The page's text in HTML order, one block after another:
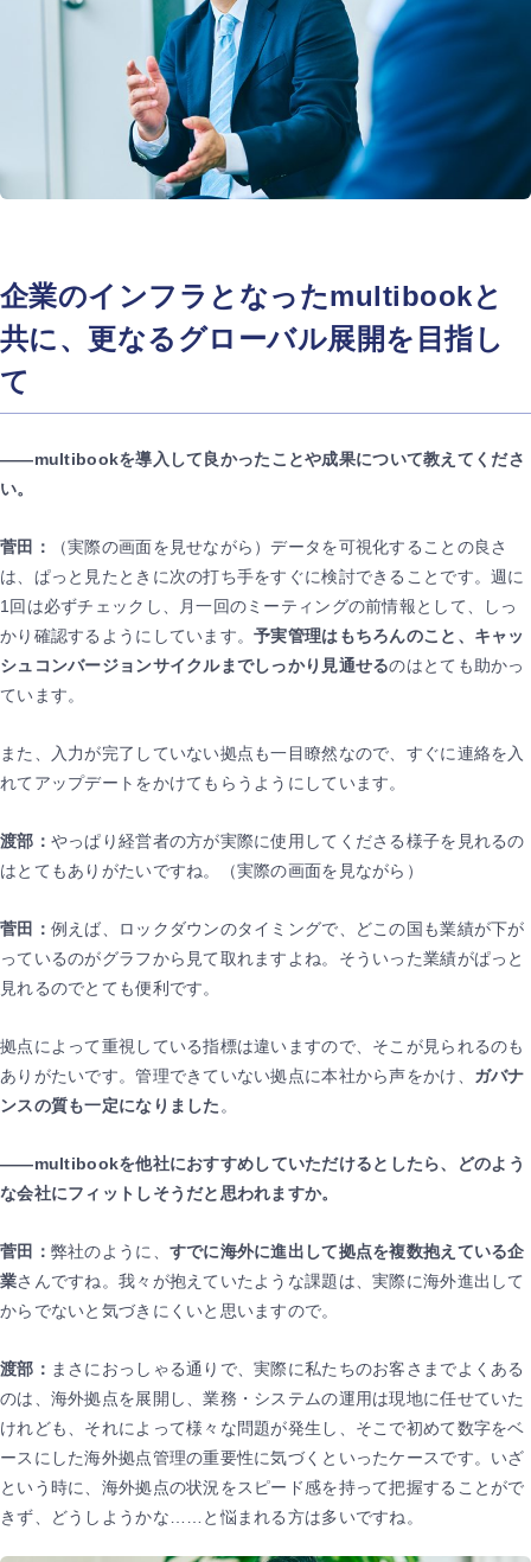
企業のインフラとなったmultibookと
共に、更なるグローバル展開を目指し
て
――multibookを導入して良かったことや成果について教えてくださ
い。
菅田：
（実際の画面を見せながら）データを可視化することの良さ
は、ぱっと見たときに次の打ち手をすぐに検討できることです。週に
1回は必ずチェックし、月一回のミーティングの前情報として、しっ
かり確認するようにしています。予実管理はもちろんのこと、キャッ
シュコンバージョンサイクルまでしっかり見通せるのはとても助かっ
ています。
また、入力が完了していない拠点も一目瞭然なので、すぐに連絡を入
れてアップデートをかけてもらうようにしています。
渡部： やっぱり経営者の方が実際に使用してくださる様子を見れるの
はとてもありがたいですね。（実際の画面を見ながら）
菅田： 例えば、ロックダウンのタイミングで、どこの国も業績が下が
っているのがグラフから見て取れますよね。そういった業績がぱっと
見れるのでとても便利です。
拠点によって重視している指標は違いますので、そこが見られるのも
ありがたいです。管理できていない拠点に本社から声をかけ、 ガバナ
ンスの質も一定になりました。
――multibookを他社におすすめしていただけるとしたら、どのよう
な会社にフィットしそうだと思われますか。
菅田： 弊社のように、 すでに海外に進出して拠点を複数抱えている企
業さんですね。我々が抱えていたような課題は、実際に海外進出して
からでないと気づきにくいと思いますので。
渡部： まさにおっしゃる通りで、実際に私たちのお客さまでよくある
のは、海外拠点を展開し、業務・システムの運用は現地に任せていた
けれども、それによって様々な問題が発生し、そこで初めて数字をベ
ースにした海外拠点管理の重要性に気づくといったケースです。いざ
という時に、海外拠点の状況をスピード感を持って把握することがで
きず、どうしようかな……と悩まれる方は多いですね。